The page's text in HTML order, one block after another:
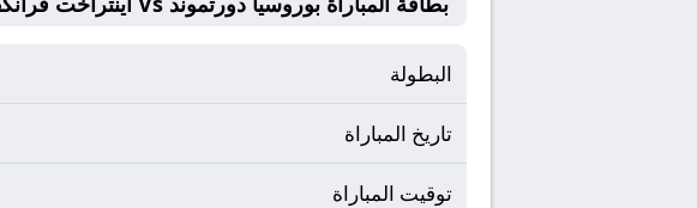
البطولة
تاريخ المباراة
توقيت المباراة